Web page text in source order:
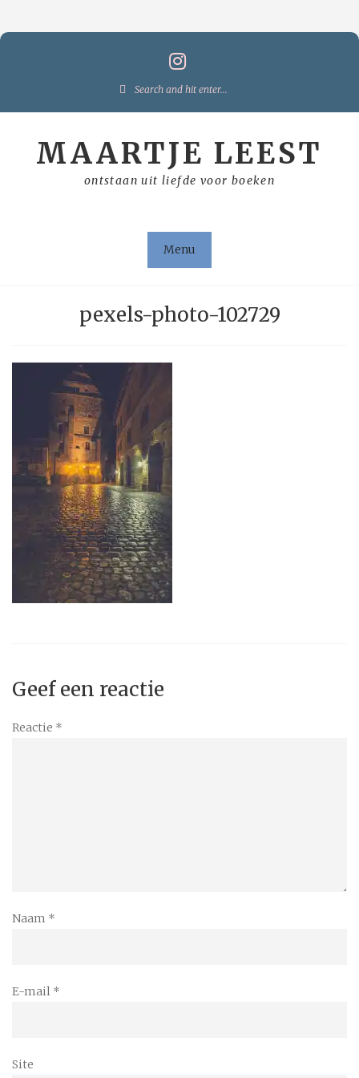
Search
MAARTJE LEEST
ontstaan uit liefde voor boeken
Menu
pexels-photo-102729
Geef een reactie
Reactie *
Naam *
E-mail *
Site